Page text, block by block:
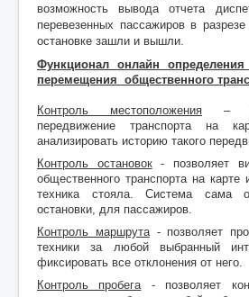
возможность вывода отчета
перевезенных пассажиров в
остановке зашли и вышли.
Функционал онлайн
перемещения общественного
Контроль местоположения –
передвижение транспорта на
анализировать историю такого
Контроль остановок- позволяет
общественного транспорта на карте
техника стояла. Система сама
остановки, для пассажиров.
Контроль маршрута- позволяет
техники за любой выбранный
фиксировать все отклонения от него.
Контроль пробега - позволяет